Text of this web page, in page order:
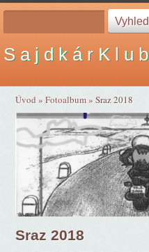
S a j d k á r K l u b
Úvod »Fotoalbum»Sraz 2018
Sraz 2018